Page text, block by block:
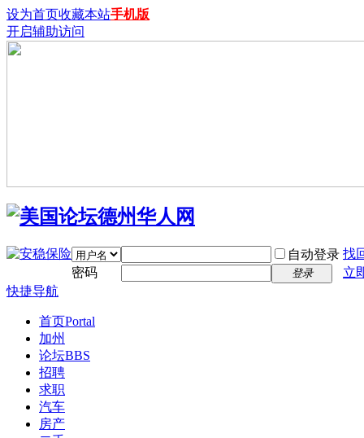
设为首页收藏本站手机版
开启辅助访问
自动登录 找
密码
登录
立
快捷导航
首页Portal
加州
论坛BBS
招聘
求职
汽车
房产